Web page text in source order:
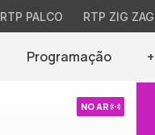
RTP PALCO RTP ZIG ZAG
Programação
NO AR